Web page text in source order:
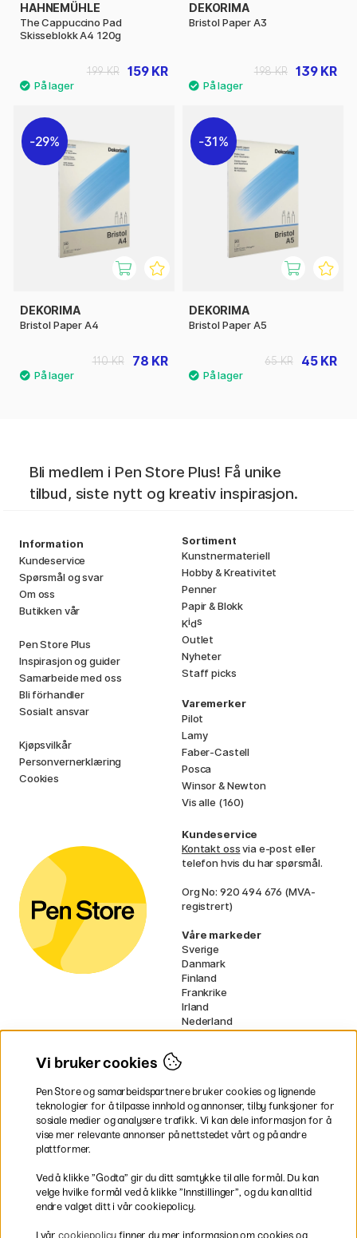
HAHNEMÜHLE
The Cappuccino Pad
Skisseblokk A4 120g
159 KR
199 KR
DEKORIMA
Bristol Paper A3
139 KR
198 KR
29%
DEKORIMA
Bristol Paper A4
78 KR
110 KR
31%
DEKORIMA
Bristol Paper A5
45 KR
65 KR
Bli medlem i Pen Store Plus! Få unike
tilbud, siste nytt og kreativ inspirasjon.
Information
Kundeservice
Spørsmål og svar
Om oss
Butikken vår
Pen Store Plus
Inspirasjon og guider
Samarbeide med oss
Bli förhandler
Sosialt ansvar
Kjøpsvilkår
Personvernerklæring
Cookies
Sortiment
Kunstnermateriell
Hobby & Kreativitet
Penner
Papir & Blokk
Kids
Outlet
Nyheter
Staff picks
Varemerker
Pilot
Lamy
Faber-Castell
Posca
Winsor & Newton
Vis alle (160)
Kundeservice
Kontakt ossvia e-post eller
telefon hvis du har spørsmål.
Org No: 920 494 676 (MVA-
registrert)
Våre markeder
Sverige
Danmark
Finland
Frankrike
Irland
Nederland
Tyskland
* Spesifikkefraktvilkårgjelder for
voluminøse varer.
Rask og smidig levering
Vi bruker cookies
Pen Store og samarbeidspartnere bruker cookies og lignende
teknologier for å tilpasse innhold og annonser, tilby funksjoner for
sosiale medier og analysere trafikk. Vi kan dele informasjon for å
vise mer relevante annonser på nettstedet vårt og på andre
plattformer.
Ved å klikke ”Godta” gir du ditt samtykke til alle formål. Du kan
velge hvilke formål ved å klikke ”Innstillinger”, og du kan alltid
endre valget ditt i vår cookiepolicy.
I vår cookiepolicy finner du mer informasjon om cookies og